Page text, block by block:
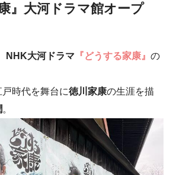
』大河ドラマ館オープ
NHK大河ドラマ 『どうする家康』 の
時代を舞台に徳川家康の生涯を描
。